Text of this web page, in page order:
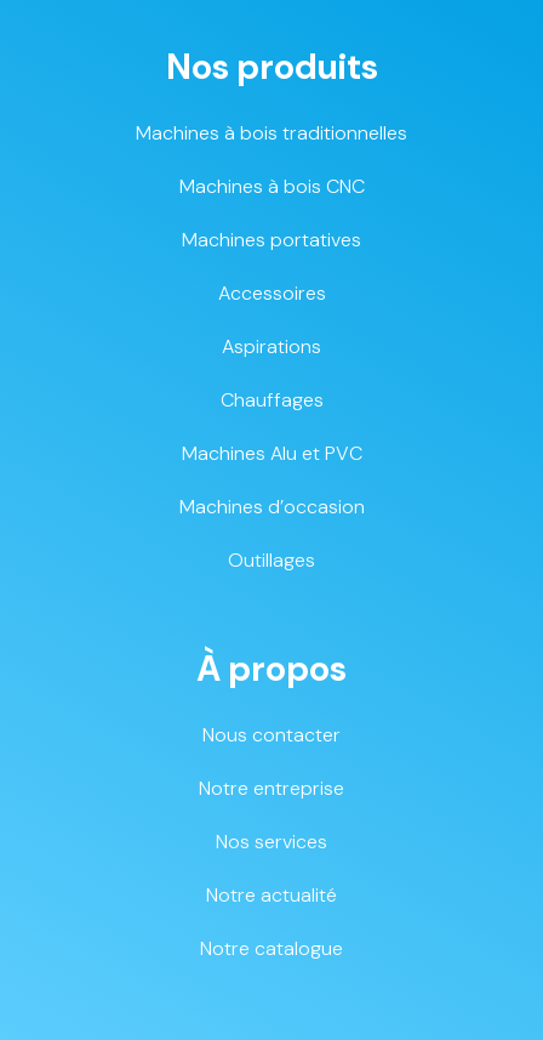
Nos produits
Machines à bois traditionnelles
Machines à bois CNC
Machines portatives
Accessoires
Aspirations
Chauffages
Machines Alu et PVC
Machines d’occasion
Outillages
À propos
Nous contacter
Notre entreprise
Nos services
Notre actualité
Notre catalogue